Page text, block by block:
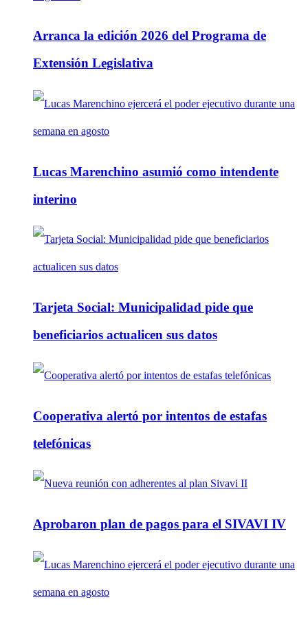
Arranca la edición 2026 del Programa de
Extensión Legislativa
Lucas Marenchino asumió como intendente
interino
Tarjeta Social: Municipalidad pide que
beneficiarios actualicen sus datos
Cooperativa alertó por intentos de estafas
telefónicas
Aprobaron plan de pagos para el SIVAVI IV